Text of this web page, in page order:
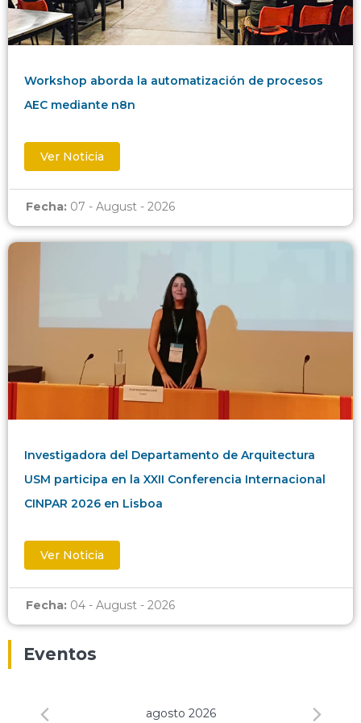
Workshop aborda la automatización de procesos
AEC mediante n8n
Ver Noticia
Fecha: 07 - August - 2026
Investigadora del Departamento de Arquitectura
USM participa en la XXII Conferencia Internacional
CINPAR 2026 en Lisboa
Ver Noticia
Fecha: 04 - August - 2026
Eventos
agosto 2026